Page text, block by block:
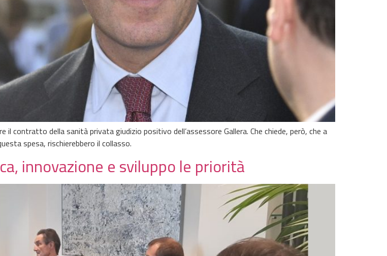
contratto della sanità privata giudizio positivo dell’assessore Gallera. Che chiede, però, che a
spesa, rischierebbero il collasso.
innovazione e sviluppo le priorità